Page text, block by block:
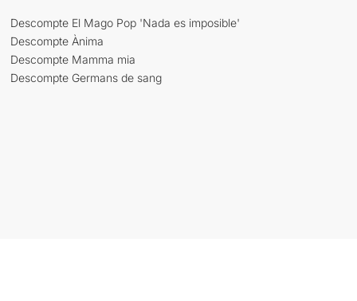
Descompte El Mago Pop 'Nada es imposible'
Descompte Ànima
Descompte Mamma mia
Descompte Germans de sang